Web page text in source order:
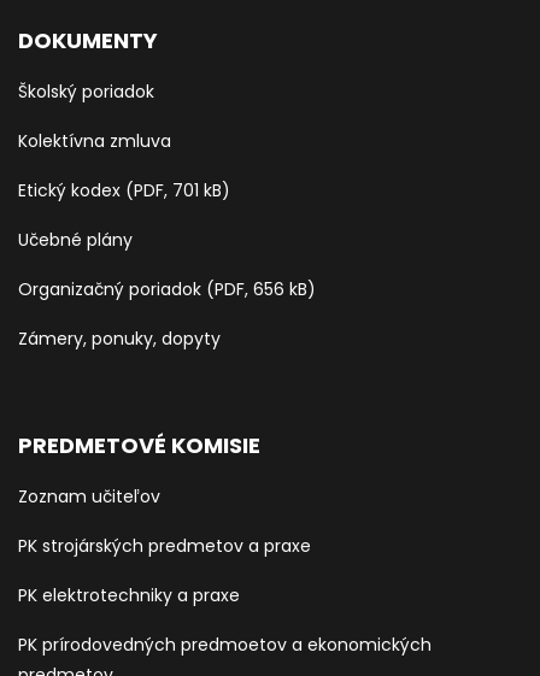
DOKUMENTY
Školský poriadok
Kolektívna zmluva
Etický kodex (PDF, 701 kB)
Učebné plány
Organizačný poriadok (PDF, 656 kB)
Zámery, ponuky, dopyty
PREDMETOVÉ KOMISIE
Zoznam učiteľov
PK strojárských predmetov a praxe
PK elektrotechniky a praxe
PK prírodovedných predmoetov a ekonomických